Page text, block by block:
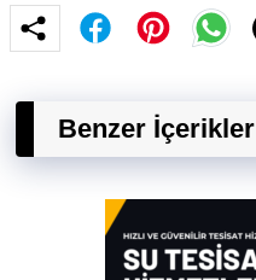
Benzer İçerikler